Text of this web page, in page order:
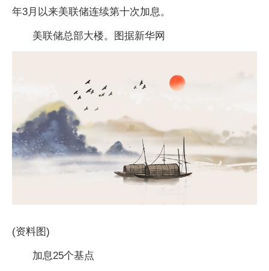
年3月以来美联储连续第十次加息。
美联储总部大楼。图据新华网
(资料图)
加息25个基点